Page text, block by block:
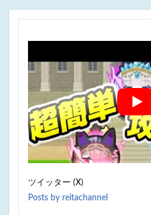
ツイッター (X)
Posts by reitachannel